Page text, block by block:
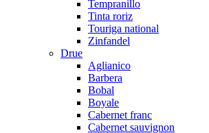
Tempranillo
Tinta roriz
Touriga national
Zinfandel
Drue
Aglianico
Barbera
Bobal
Boyale
Cabernet franc
Cabernet sauvignon